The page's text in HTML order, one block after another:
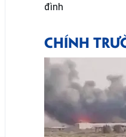
đình
CHÍNH